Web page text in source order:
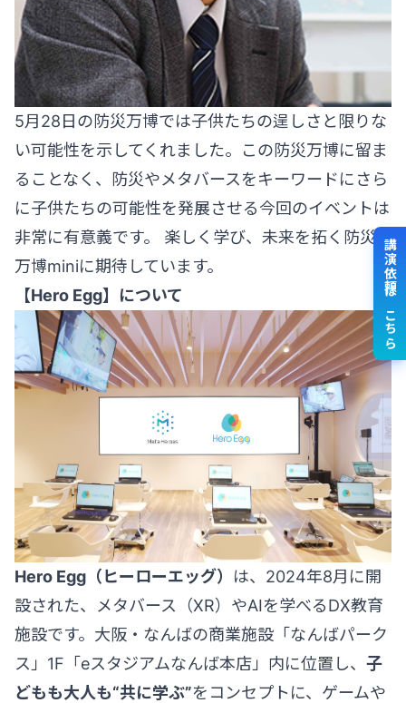
5月28日の防災万博では子供たちの逞しさと限りな
い可能性を示してくれました。この防災万博に留ま
ることなく、防災やメタバースをキーワードにさら
に子供たちの可能性を発展させる今回のイベントは
非常に有意義です。 楽しく学び、未来を拓く防災
万博miniに期待しています。
【Hero Egg】について
Hero Egg（ヒーローエッグ） は、2024年8月に開
設された、メタバース（XR）やAIを学べるDX教育
施設です。大阪・なんばの商業施設「なんばパーク
ス」1F「eスタジアムなんば本店」内に位置し、 子
どもも大人も“共に学ぶ”をコンセプトに、ゲームや
講演依頼はこちら